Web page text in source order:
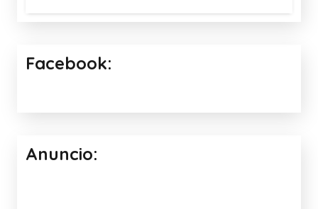
Facebook:
Anuncio: